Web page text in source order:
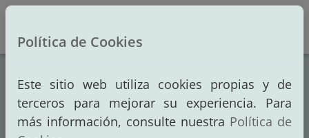
Política de Cookies
Este sitio web utiliza cookies propias y de
terceros para mejorar su experiencia. Para
más información, consulte nuestra Política de
Contratos y convenios
Convenios vigentes
Convenios vigentes